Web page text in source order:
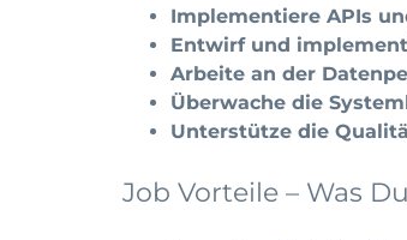
Implementiere APIs
Entwirf und
Arbeite an der
Überwache die
Unterstütze die
Job Vorteile – Was